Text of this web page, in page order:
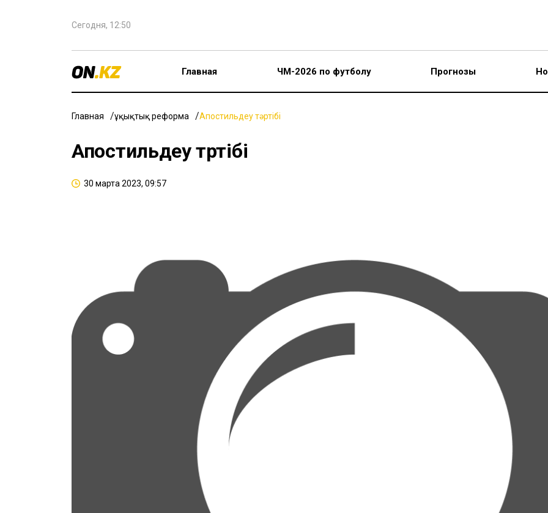
Сегодня, 12:50
Главная ЧМ-2026 по футболу Прогнозы
Главная Құқықтық реформа Апостильдеу тәртібі
Апостильдеу тәртібі
30 марта 2023, 09:57